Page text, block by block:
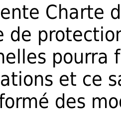
Charte
de
pourra
et ce
des